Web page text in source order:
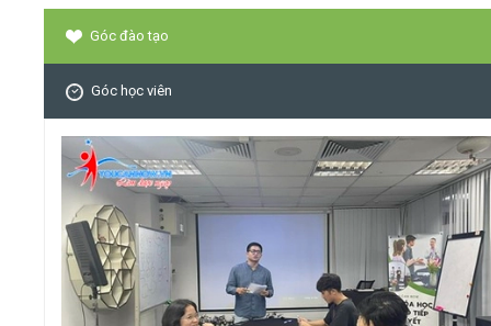
Góc đào tạo
Góc học viên